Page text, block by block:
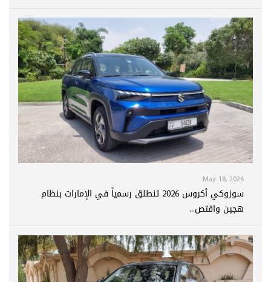
May 18, 2026
سوزوكي أكروس 2026 تنطلق رسمياً في الإمارات بنظام
هجين واقتص...